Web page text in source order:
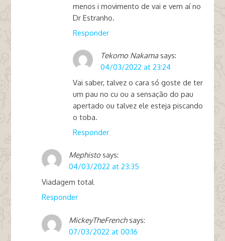
menos i movimento de vai e vem aí no
Dr Estranho.
Responder
Tekomo Nakama says:
04/03/2022 at 23:24
Vai saber, talvez o cara só goste de ter
um pau no cu ou a sensação do pau
apertado ou talvez ele esteja piscando
o toba.
Responder
Mephisto says:
04/03/2022 at 23:35
Viadagem total
Responder
MickeyTheFrench says:
07/03/2022 at 00:16